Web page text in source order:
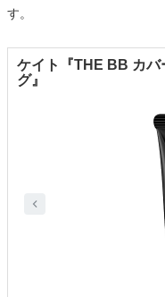
す。
ケイト『THE BB カ
グ』